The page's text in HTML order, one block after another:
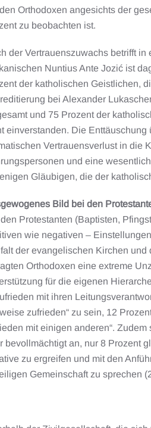
Orthodoxen angesichts der
zu beobachten ist.
der Vertrauenszuwachs betrifft
Nuntius Ante Jozić ist
der katholischen Geistlichen,
bei Alexander
und 75 Prozent der
einverstanden. Die
Vertrauensverlust in die
und eine
Gläubigen, die der
Bild bei den
Protestanten (Baptisten,
wie negativen –
der evangelischen Kirchen
Orthodoxen eine extreme
für die eigenen
mit ihren
zufrieden“ zu sein, 12
mit einigen anderen“.
bevollmächtigt an, nur 8 Prozent
zu ergreifen und mit den
Gemeinschaft zu sprechen